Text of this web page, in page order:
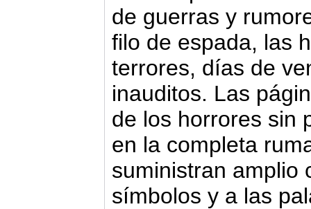
de guerras y
filo de espada, las
terrores, días de
inauditos. Las
de los horrores sin
en la completa
suministran amplio
símbolos y a las